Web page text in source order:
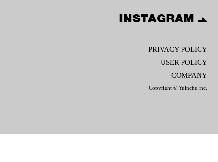
INSTAGRAM
PRIVACY POLICY
USER POLICY
COMPANY
Copyright © Yuinchu inc.